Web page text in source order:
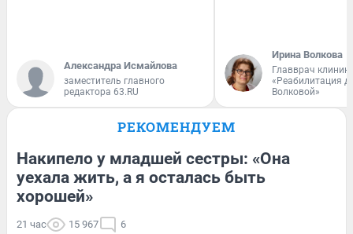
Александра Исмайлова
заместитель главного
редактора 63.RU
Ирина Волкова
Главврач
«Реабилитация
Волковой»
РЕКОМЕНДУЕМ
Накипело у младшей сестры: «Она
уехала жить, а я осталась быть
хорошей»
21 час 15 967 6